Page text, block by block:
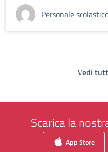
Personale scolastico
Vedi
Scarica la
App Store